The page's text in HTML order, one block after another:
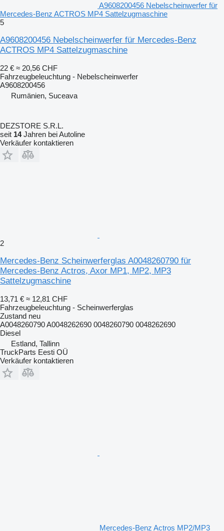
A9608200456 Nebelscheinwerfer für
Mercedes-Benz ACTROS MP4 Sattelzugmaschine
5
A9608200456 Nebelscheinwerfer für Mercedes-Benz
ACTROS MP4 Sattelzugmaschine
22 € ≈ 20,56 CHF
Fahrzeugbeleuchtung - Nebelscheinwerfer
A9608200456
Rumänien, Suceava
DEZSTORE S.R.L.
seit 14Jahren bei Autoline
Verkäufer kontaktieren
2
Mercedes-Benz Scheinwerferglas A0048260790 für
Mercedes-Benz Actros, Axor MP1, MP2, MP3
Sattelzugmaschine
13,71 € ≈ 12,81 CHF
Fahrzeugbeleuchtung - Scheinwerferglas
Zustand neu
A0048260790 A0048262690 0048260790 0048262690
Diesel
Estland, Tallinn
TruckParts Eesti OÜ
Verkäufer kontaktieren
Mercedes-Benz Actros MP2/MP3